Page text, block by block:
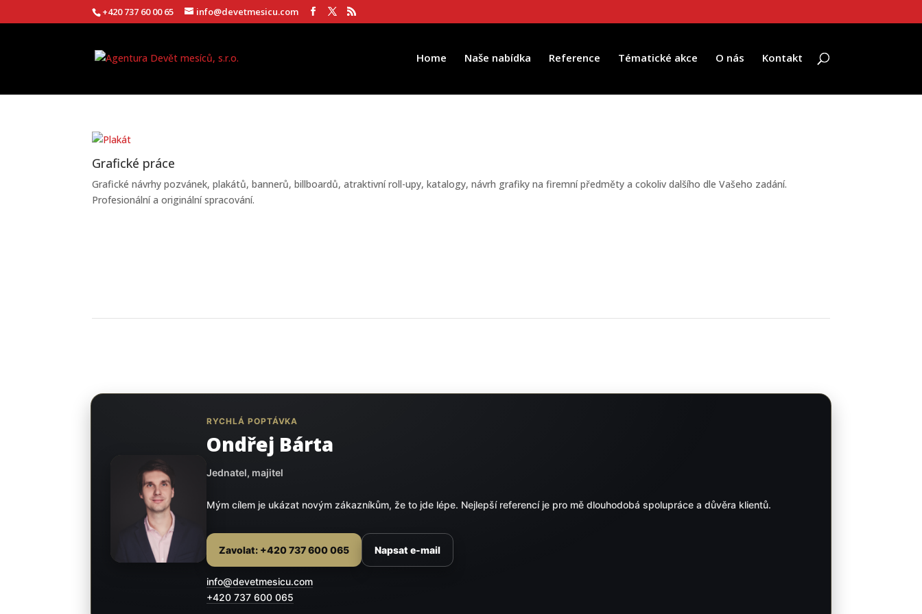
+420 737 60 00 65 info@devetmesicu.com
Home Naše nabídka Reference Tématické akce O nás Kontakt
Grafické práce
Grafické návrhy pozvánek, plakátů, bannerů, billboardů, atraktivní roll-upy, katalogy, návrh grafiky na firemní předměty a cokoliv dalšího dle Vašeho zadání.
Profesionální a originální spracování.
RYCHLÁ POPTÁVKA
Ondřej Bárta
Jednatel, majitel
Mým cílem je ukázat novým zákazníkům, že to jde lépe. Nejlepší referencí je pro mě dlouhodobá spolupráce a důvěra klientů.
Zavolat: +420 737 600 065 Napsat e-mail
info@devetmesicu.com
+420 737 600 065